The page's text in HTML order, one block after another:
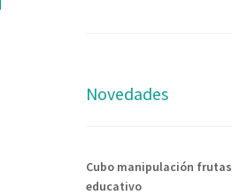
Novedades
Cubo manipulación frutas
educativo